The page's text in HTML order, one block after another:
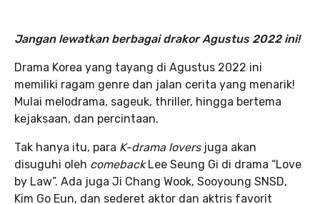
Jangan lewatkan berbagai drakor Agustus 2022 ini!
Drama Korea yang tayang di Agustus 2022 ini
memiliki ragam genre dan jalan cerita yang menarik!
Mulai melodrama, sageuk, thriller, hingga bertema
kejaksaan, dan percintaan.
Tak hanya itu, para K-drama lovers juga akan
disuguhi oleh comebackLee Seung Gi di drama “Love
by Law”. Ada juga Ji Chang Wook, Sooyoung SNSD,
Kim Go Eun, dan sederet aktor dan aktris favorit